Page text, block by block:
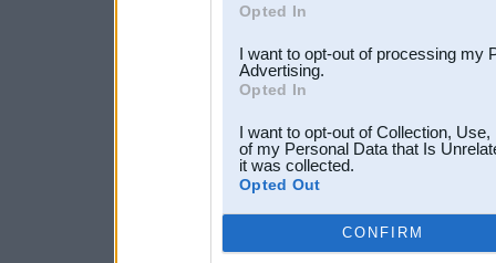
Opted In
I want to opt-out of processing my
Advertising.
Opted In
I want to opt-out of Collection,
of my Personal Data that Is
it was collected.
Opted Out
CONFIRM